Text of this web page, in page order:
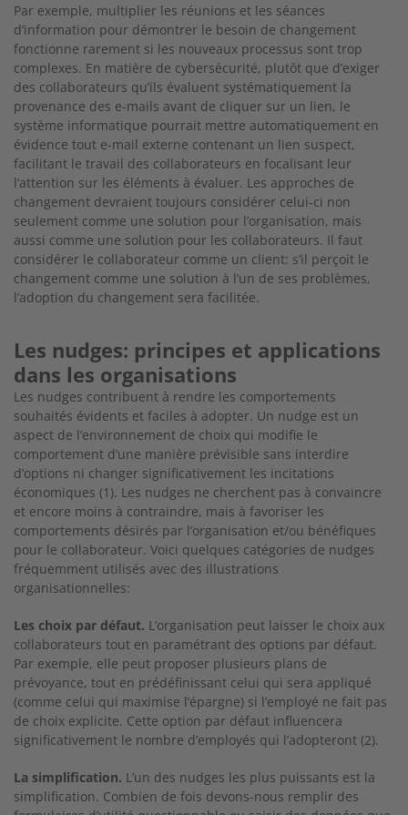
Par exemple, multiplier les réunions et les séances
d’information pour démontrer le besoin de changement
fonctionne rarement si les nouveaux processus sont trop
complexes. En matière de cybersécurité, plutôt que d’exiger
des collaborateurs qu’ils évaluent systématiquement la
provenance des e-mails avant de cliquer sur un lien, le
système informatique pourrait mettre automatiquement en
évidence tout e-mail externe contenant un lien suspect,
facilitant le travail des collaborateurs en focalisant leur
l’attention sur les éléments à évaluer. Les approches de
changement devraient toujours considérer celui-ci non
seulement comme une solution pour l’organisation, mais
aussi comme une solution pour les collaborateurs. Il faut
considérer le collaborateur comme un client: s’il perçoit le
changement comme une solution à l’un de ses problèmes,
l’adoption du changement sera facilitée.
Les nudges: principes et applications
dans les organisations
Les nudges contribuent à rendre les comportements
souhaités évidents et faciles à adopter. Un nudge est un
aspect de l’environnement de choix qui modifie le
comportement d’une manière prévisible sans interdire
d’options ni changer significativement les incitations
économiques (1). Les nudges ne cherchent pas à convaincre
et encore moins à contraindre, mais à favoriser les
comportements désirés par l’organisation et/ou bénéfiques
pour le collaborateur. Voici quelques catégories de nudges
fréquemment utilisés avec des illustrations
organisationnelles:
Les choix par défaut. L’organisation peut laisser le choix aux
collaborateurs tout en paramétrant des options par défaut.
Par exemple, elle peut proposer plusieurs plans de
prévoyance, tout en prédéfinissant celui qui sera appliqué
(comme celui qui maximise l’épargne) si l’employé ne fait pas
de choix explicite. Cette option par défaut influencera
significativement le nombre d’employés qui l’adopteront (2).
La simplification. L’un des nudges les plus puissants est la
simplification. Combien de fois devons-nous remplir des